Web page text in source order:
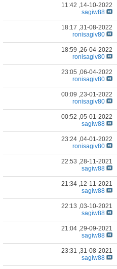
14-10-2022,
11:42
sagiw88
31-08-2022,
18:17
ronisagiv80
26-04-2022,
18:59
ronisagiv80
06-04-2022,
23:05
ronisagiv80
23-01-2022,
00:09
ronisagiv80
05-01-2022,
00:52
sagiw88
04-01-2022,
23:24
ronisagiv80
28-11-2021,
22:53
sagiw88
12-11-2021,
21:34
sagiw88
03-10-2021,
22:13
sagiw88
29-09-2021,
21:04
sagiw88
31-08-2021,
23:31
sagiw88